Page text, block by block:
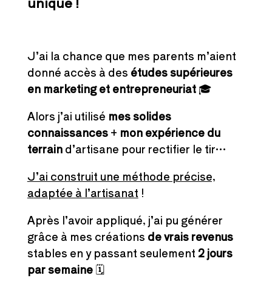
J’ai la chance que mes parents m’aient
donné accès à des études supérieures
en marketing et entrepreneuriat🎓
Alors j’ai utilisé mes solides
connaissances+ mon expérience du
terraind’artisane pour rectifier le tir…
J’ai construit une méthode précise,
adaptée à l’artisanat !
Après l’avoir appliqué, j’ai pu générer
grâce à mes créations de vrais revenus
stables en y passant seulement 2 jours
par semaine🗓️